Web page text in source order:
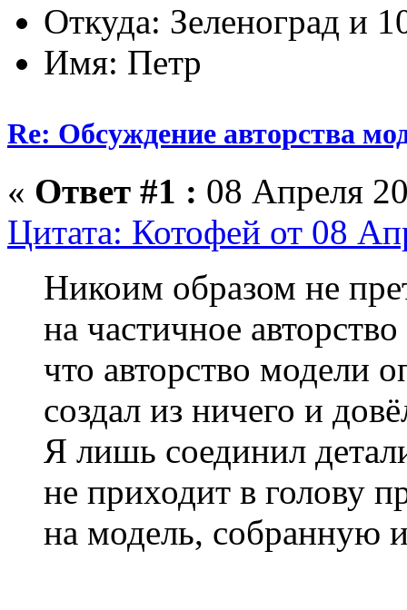
Откуда: Зеленоград и
Имя: Петр
Re: Обсуждение авторства
« Ответ #1 : 08 Апреля
Цитата: Котофей от 08
Никоим образом не
на частичное
что авторство модели
создал из ничего и
Я лишь соединил
не приходит в голову
на модель, собранную